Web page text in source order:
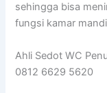
sehingga bisa
fungsi kamar
Ahli Sedot WC
0812 6629 5620